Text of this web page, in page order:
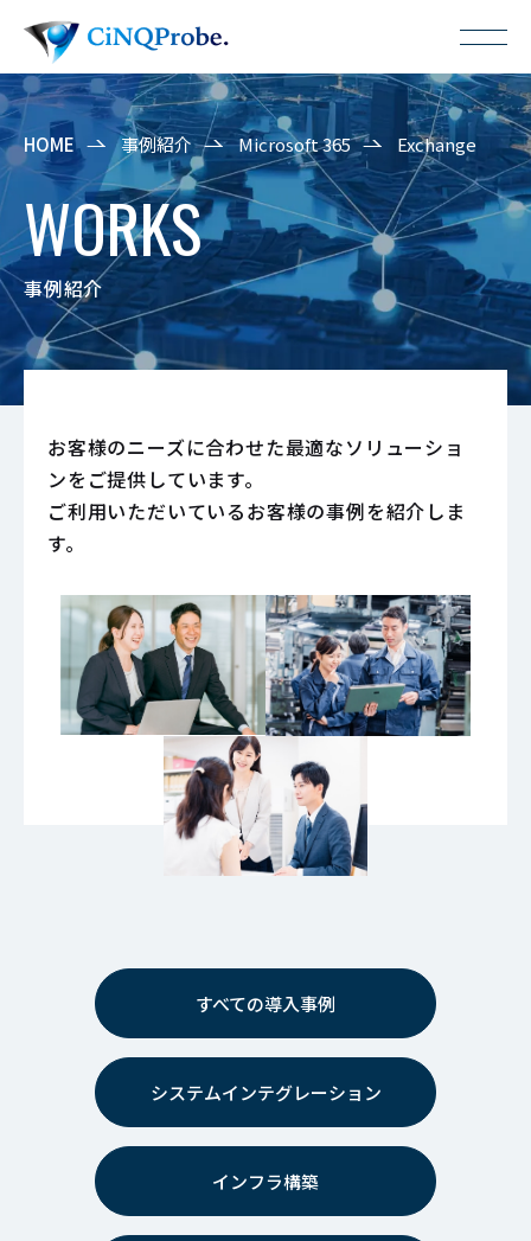
HOME 事例紹介 Microsoft 365 Exchange
WORKS
事例紹介
お客様のニーズに合わせた最適なソリューショ
ンをご提供しています。
ご利用いただいているお客様の事例を紹介しま
す。
すべての導入事例
システムインテグレーション
インフラ構築